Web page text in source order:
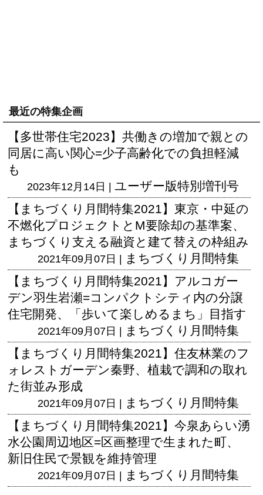
最近の特集企画
【多世帯住宅2023】共働きの増加で親との
同居に高い関心=少子高齢化での負担軽減
も
2023年12月14日 | ユーザー版特別増刊号
【まちづくり月間特集2021】東京・中延の
不燃化プロジェクトとM要除却の基準案、
まちづくり支える融資と建て替えの枠組み
2021年09月07日 | まちづくり月間特集
【まちづくり月間特集2021】アルコガー
デン羽生岩瀬=コンパクトシティ内の分譲
住宅開発、「歩いて楽しめるまち」目指す
2021年09月07日 | まちづくり月間特集
【まちづくり月間特集2021】住友林業のフ
ォレストガーデン秦野、植栽で調和の取れ
た街並み形成
2021年09月07日 | まちづくり月間特集
【まちづくり月間特集2021】今泉あらい湧
水公園周辺地区=区画整理で生まれた町、
新旧住民で景観を維持管理
2021年09月07日 | まちづくり月間特集